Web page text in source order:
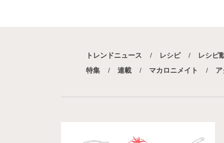
トレンドニュース レシピ
レシピ
特集
連載 マカロニメイト